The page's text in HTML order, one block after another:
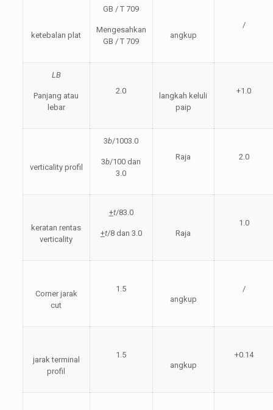
ketebalan plat
GB / T 709
Mengesahkan
GB / T 709
angkup
/
LB
Panjang atau
lebar
2.0
langkah keluli
paip
+1.0
verticality profil
3b/1003.0
3b/100 dan
3.0
Raja 2.0
keratan rentas
verticality
+t/83.0
+t/8 dan 3.0 Raja
1.0
Corner jarak
cut
1.5
angkup
/
jarak terminal
profil
1.5
angkup
+0.14